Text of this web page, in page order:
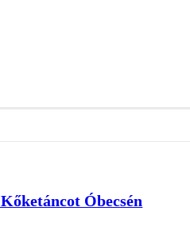
Óbecsén